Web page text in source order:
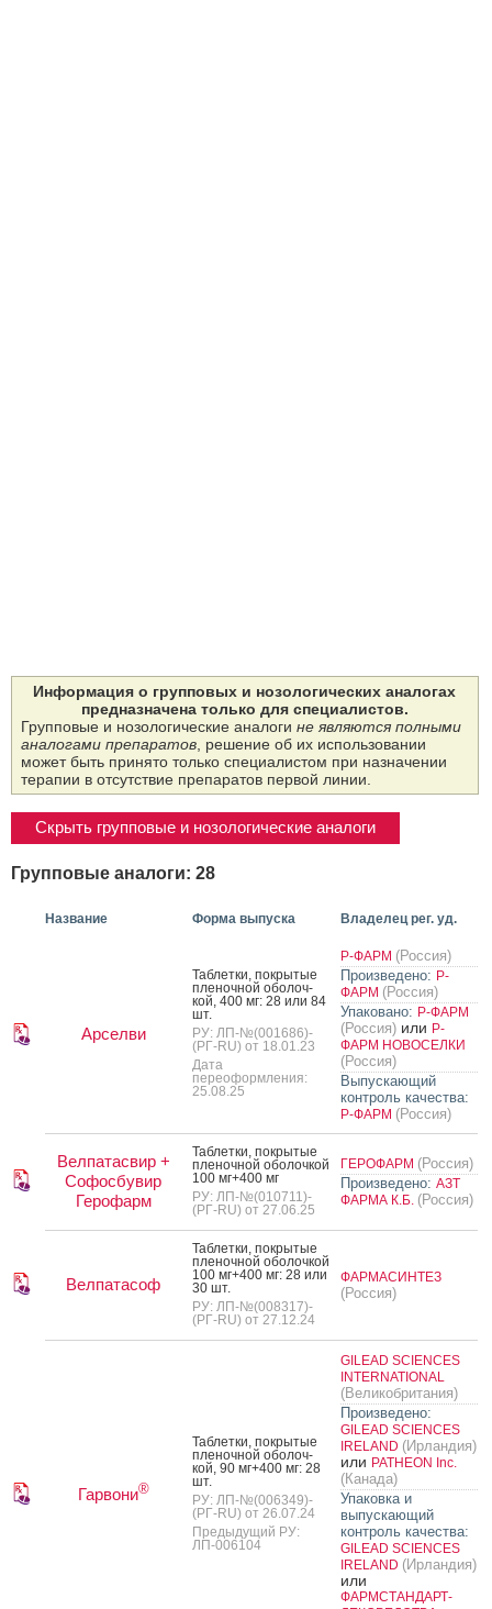
Информация о групповых и нозологических аналогах
предназначена только для специалистов.
Групповые и нозологические аналоги не являются полными
аналогами препаратов, решение об их использовании
может быть принято только специалистом при назначении
терапии в отсутствие препаратов первой линии.
Скрыть групповые и нозологические аналоги
Групповые аналоги: 28
Название Форма выпуска Владелец рег. уд.
Арселви
Таб­летки, пок­ры­тые
пле­ноч­ной обо­лоч­
кой, 400 мг: 28 или 84
шт.
РУ: ЛП-№(001686)-
(РГ-RU) от 18.01.23
Дата
переоформления:
25.08.25
Р-ФАРМ (Россия)
Произведено: Р-
ФАРМ (Россия)
Упаковано: Р-ФАРМ
(Россия) или Р-
ФАРМ НОВОСЕЛКИ
(Россия)
Выпускающий
контроль качества:
Р-ФАРМ (Россия)
Велпатасвир +
Софосбувир
Герофарм
Таб­летки, пок­ры­тые
пле­ноч­ной обо­лоч­кой
100 мг+400 мг
РУ: ЛП-№(010711)-
(РГ-RU) от 27.06.25
ГЕРОФАРМ (Россия)
Произведено: АЗТ
ФАРМА К.Б. (Россия)
Велпатасоф
Таб­летки, пок­ры­тые
пле­ноч­ной обо­лоч­кой
100 мг+400 мг: 28 или
30 шт.
РУ: ЛП-№(008317)-
(РГ-RU) от 27.12.24
ФАРМАСИНТЕЗ
(Россия)
Гарвони®
Таб­летки, пок­ры­тые
пле­ноч­ной обо­лоч­
кой, 90 мг+400 мг: 28
шт.
РУ: ЛП-№(006349)-
(РГ-RU) от 26.07.24
Предыдущий РУ:
ЛП-006104
GILEAD SCIENCES
INTERNATIONAL
(Великобритания)
Произведено:
GILEAD SCIENCES
IRELAND (Ирландия)
или PATHEON Inc.
(Канада)
Упаковка и
выпускающий
контроль качества:
GILEAD SCIENCES
IRELAND (Ирландия)
или
ФАРМСТАНДАРТ-